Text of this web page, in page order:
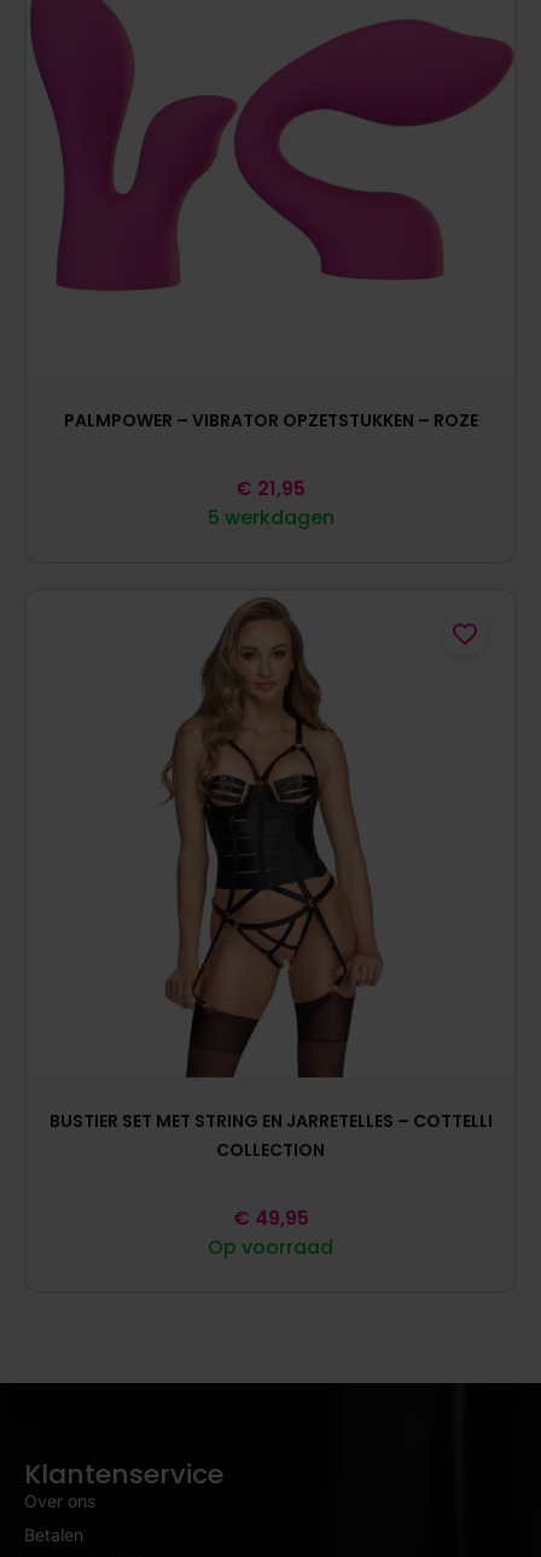
PALMPOWER – VIBRATOR OPZETSTUKKEN – ROZE
5 werkdagen
€ 21,95
BUSTIER SET MET STRING EN JARRETELLES – COTTELLI
COLLECTION
Op voorraad
€ 49,95
Klantenservice
Over ons
Betalen